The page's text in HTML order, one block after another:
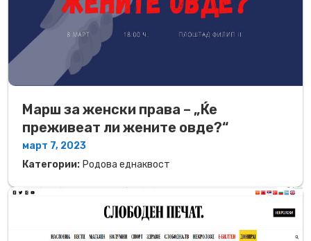
Марш за женски права – „Ќе
преживеат ли жените овде?“
март 7, 2023
Категории: Родова еднаквост